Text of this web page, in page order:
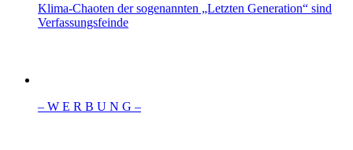
Klima-Chaoten der sogenannten „Letzten Generation“ sind
Verfassungsfeinde
– W Ε R Β U Ν G –